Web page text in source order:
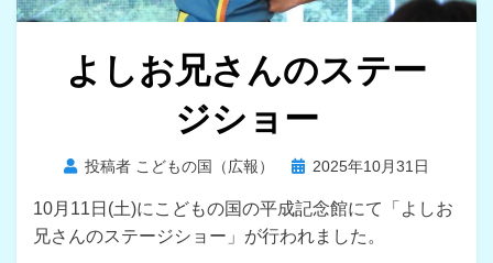
よしお兄さんのステー
ジショー
投稿者 こどもの国（広報）
投
日:
2025年10月31日
10月11日(土)にこどもの国の平成記念館にて「よしお
兄さんのステージショー」が行われました。